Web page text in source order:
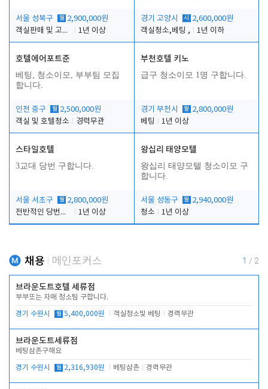
서울 성북구 월 2,900,000원
객실판매 및 고객응대
1년 이상
경기 고양시 시
2,600,000원
객실청소,베팅 ,
1년 이하
호텔에어포트준
베팅, 청소이모, 부부팀 모집
합니다.
인천 중구 월 2,500,000원
객실 및 호텔청소
경력무관
부천호텔 키노
급구 청소이모 1명 구합니다.
경기 부천시 월 2,800,000원
베팅
1년 이상
스타일호텔
3교대 당번 구합니다.
서울 서초구 월 2,800,000원
전반적인 당번업무
1년 이상
왕십리 태양모텔
왕십리 태양모텔 청소이모 구
합니다.
서울 성동구 월 2,940,000원
청소
1년 이상
채용 메인포커스 1 / 2
브라운도트호텔 세류점
부부또는 자매 청소팀 구합니다.
경기 수원시 월 5,400,000원 객실청소및 베팅 경력무관
브라운도트세류점
베팅삼촌구해요
경기 수원시 월 2,316,930원 베팅삼촌 경력무관